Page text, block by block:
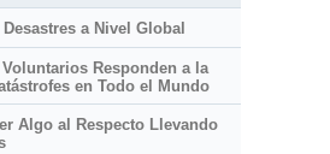
a Nivel Global
Responden a la
en Todo el Mundo
Algo al Respecto Llevando